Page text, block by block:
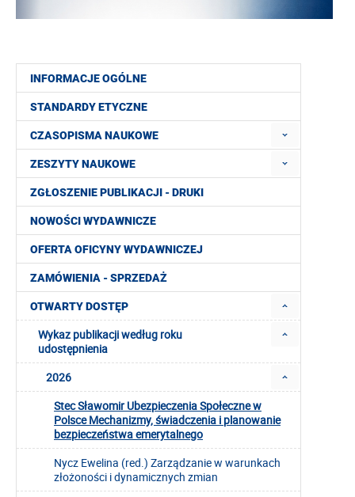
INFORMACJE OGÓLNE
STANDARDY ETYCZNE
CZASOPISMA NAUKOWE
ZESZYTY NAUKOWE
ZGŁOSZENIE PUBLIKACJI - DRUKI
NOWOŚCI WYDAWNICZE
OFERTA OFICYNY WYDAWNICZEJ
ZAMÓWIENIA - SPRZEDAŻ
OTWARTY DOSTĘP
Wykaz publikacji według roku
udostępnienia
2026
Stec Sławomir Ubezpieczenia Społeczne w
Polsce Mechanizmy, świadczenia i planowanie
bezpieczeństwa emerytalnego
Nycz Ewelina (red.) Zarządzanie w warunkach
złożoności i dynamicznych zmian